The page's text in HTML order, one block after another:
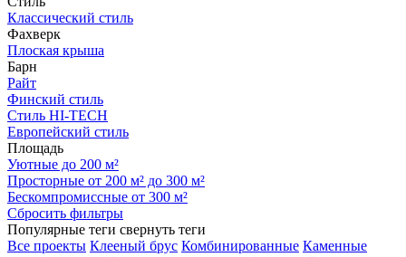
Классический стиль
Фахверк
Плоская крыша
Барн
Райт
Финский стиль
Стиль HI-TECH
Европейский стиль
Площадь
Уютные до 200 м²
Просторные от 200 м² до 300 м²
Бескомпромиссные от 300 м²
Сбросить фильтры
Популярные теги свернуть теги
Все проекты Клееный брус Комбинированные Каменные